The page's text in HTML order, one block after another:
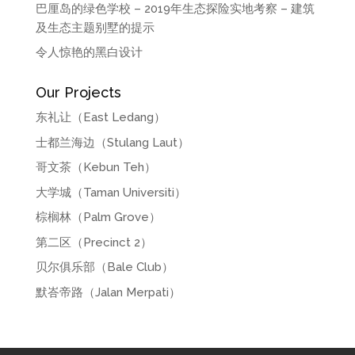
巴厘岛的绿色学校 – 2019年生态探险实地考察 – 建筑
及生态主题别墅的提示
令人惊艳的黑白设计
Our Projects
东礼让（East Ledang）
士都兰海边（Stulang Laut）
哥文茶（Kebun Teh）
大学城（Taman Universiti）
棕榈林（Palm Grove）
第二区（Precinct 2）
贝尔俱乐部（Bale Club）
默峇帝路（Jalan Merpati）